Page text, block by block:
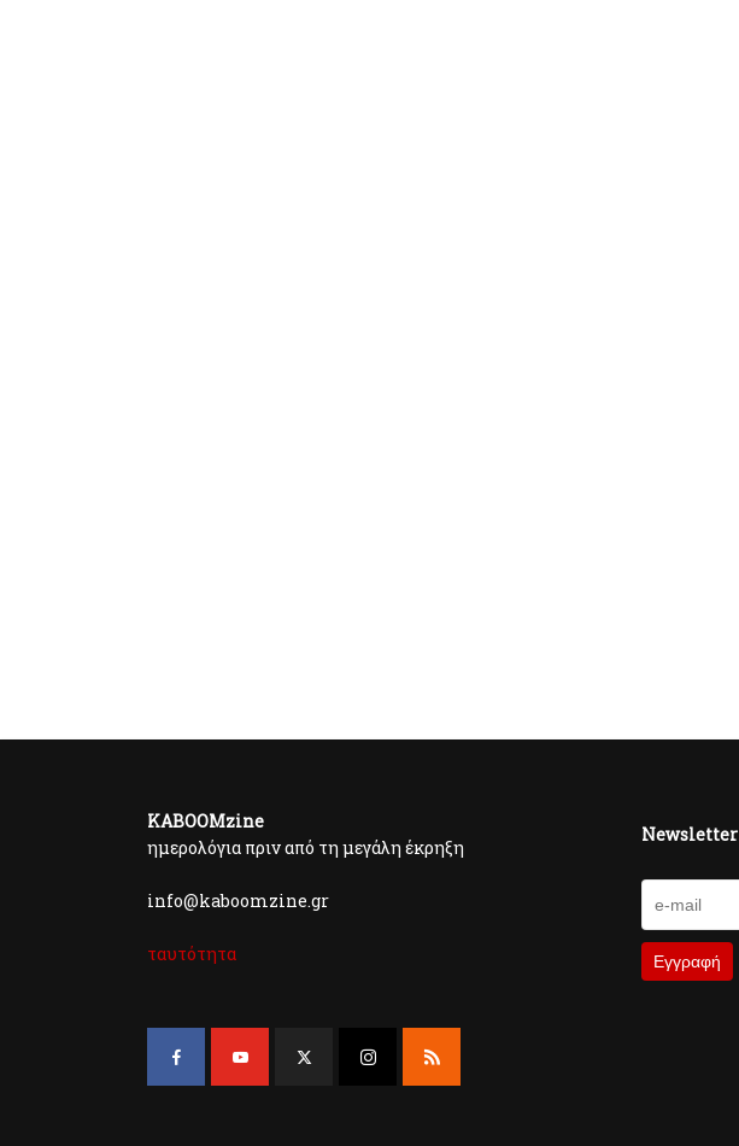
KABOOMzine
ημερολόγια πριν από τη μεγάλη έκρηξη
info@kaboomzine.gr
ταυτότητα
Newsletter